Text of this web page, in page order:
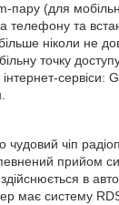
пару (для
телефону та
ніколи не
точку
інтернет-сервіси:
чудовий чіп
прийом
в
має систему